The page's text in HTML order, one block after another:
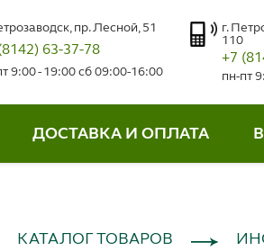
пр. Лесной, 51
63-37-78
9:00 - 19:00 сб 09:00-16:00
г.
110
+7
пн-пт
ДОСТАВКА И ОПЛАТА
КАТАЛОГ ТОВАРОВ